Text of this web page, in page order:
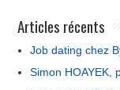
Articles récents
Job dating chez
Simon HOAYEK,